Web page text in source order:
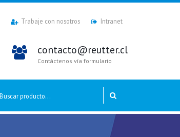
Trabaje con nosotros Intranet
contacto@reutter.cl
Contáctenos vía formulario